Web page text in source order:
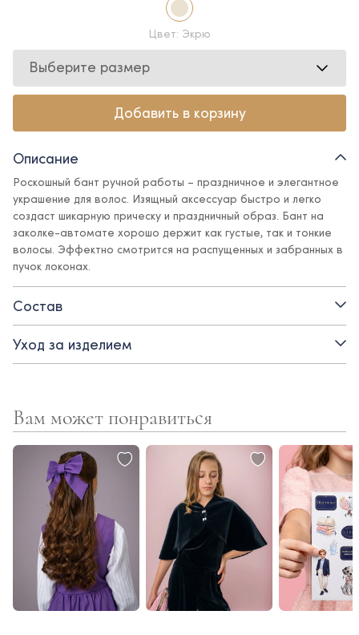
Цвет: Экрю
Выберите размер
Добавить в корзину
Описание
Роскошный бант ручной работы – праздничное и элегантное
украшение для волос. Изящный аксессуар быстро и легко
создаст шикарную прическу и праздничный образ. Бант на
заколке-автомате хорошо держит как густые, так и тонкие
волосы. Эффектно смотрится на распущенных и забранных в
пучок локонах.
Состав
Уход за изделием
Вам может понравиться